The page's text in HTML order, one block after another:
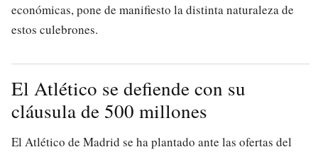
económicas, pone de manifiesto la distinta naturaleza de
estos culebrones.
El Atlético se defiende con su
cláusula de 500 millones
El Atlético de Madrid se ha plantado ante las ofertas del